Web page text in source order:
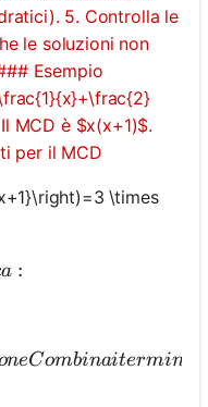
5. Controlla le
le soluzioni non
Esempio
MCD è $x(x+1)$.
per il MCD
\times
a :
Step 3: Semplifica
neCombinaitermini